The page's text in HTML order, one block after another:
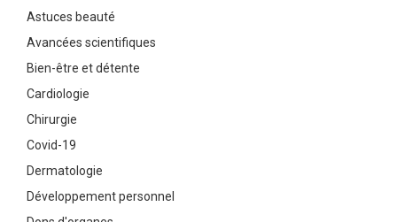
Astuces beauté
Avancées scientifiques
Bien-être et détente
Cardiologie
Chirurgie
Covid-19
Dermatologie
Développement personnel